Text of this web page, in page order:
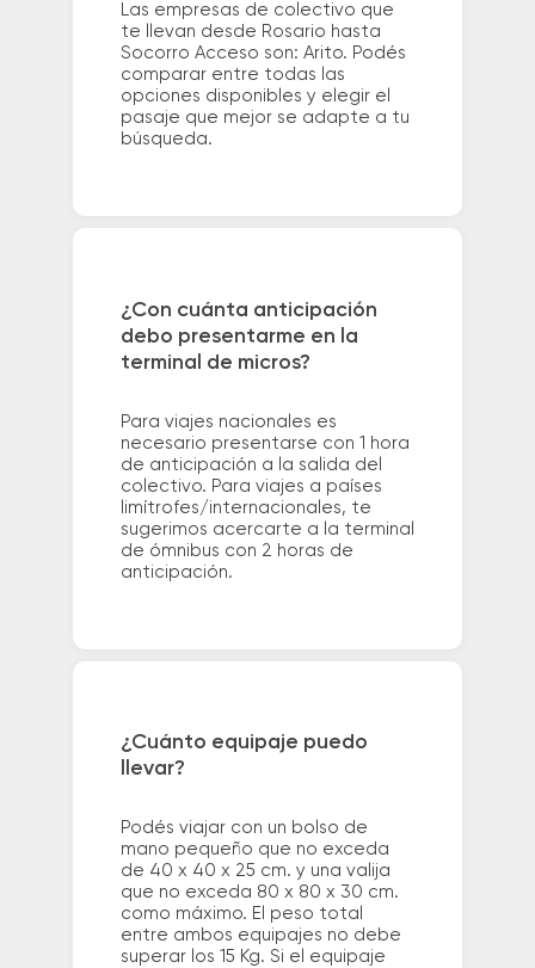
Las empresas de colectivo que
te llevan desde Rosario hasta
Socorro Acceso son: Arito. Podés
comparar entre todas las
opciones disponibles y elegir el
pasaje que mejor se adapte a tu
búsqueda.
¿Con cuánta anticipación
debo presentarme en la
terminal de micros?
Para viajes nacionales es
necesario presentarse con 1 hora
de anticipación a la salida del
colectivo. Para viajes a países
limítrofes/internacionales, te
sugerimos acercarte a la terminal
de ómnibus con 2 horas de
anticipación.
¿Cuánto equipaje puedo
llevar?
Podés viajar con un bolso de
mano pequeño que no exceda
de 40 x 40 x 25 cm. y una valija
que no exceda 80 x 80 x 30 cm.
como máximo. El peso total
entre ambos equipajes no debe
superar los 15 Kg. Si el equipaje